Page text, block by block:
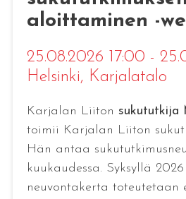
aloittaminen -
25.08.2026 17:00 -
Helsinki, Karjalatalo
Karjalan Liiton sukututkija
toimii Karjalan Liiton
Hän antaa
kuukaudessa. Syksyllä
neuvontakerta toteutetaan